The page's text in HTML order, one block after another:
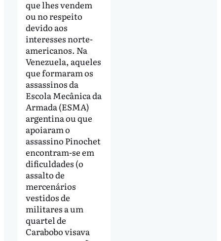
que lhes vendem
ou no respeito
devido aos
interesses norte-
americanos. Na
Venezuela, aqueles
que formaram os
assassinos da
Escola Mecânica da
Armada (ESMA)
argentina ou que
apoiaram o
assassino Pinochet
encontram-se em
dificuldades (o
assalto de
mercenários
vestidos de
militares a um
quartel de
Carabobo visava